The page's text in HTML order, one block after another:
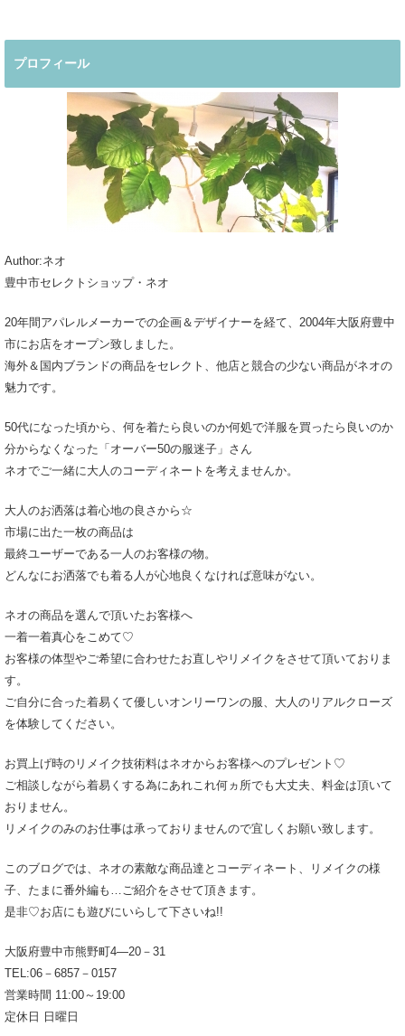
プロフィール
Author:ネオ
豊中市セレクトショップ・ネオ
20年間アパレルメーカーでの企画＆デザイナーを経て、2004年大阪府豊中
市にお店をオープン致しました。
海外＆国内ブランドの商品をセレクト、他店と競合の少ない商品がネオの
魅力です。
50代になった頃から、何を着たら良いのか何処で洋服を買ったら良いのか
分からなくなった「オーバー50の服迷子」さん
ネオでご一緒に大人のコーディネートを考えませんか。
大人のお洒落は着心地の良さから☆
市場に出た一枚の商品は
最終ユーザーである一人のお客様の物。
どんなにお洒落でも着る人が心地良くなければ意味がない。
ネオの商品を選んで頂いたお客様へ
一着一着真心をこめて♡
お客様の体型やご希望に合わせたお直しやリメイクをさせて頂いておりま
す。
ご自分に合った着易くて優しいオンリーワンの服、大人のリアルクローズ
を体験してください。
お買上げ時のリメイク技術料はネオからお客様へのプレゼント♡
ご相談しながら着易くする為にあれこれ何ヵ所でも大丈夫、料金は頂いて
おりません。
リメイクのみのお仕事は承っておりませんので宜しくお願い致します。
このブログでは、ネオの素敵な商品達とコーディネート、リメイクの様
子、たまに番外編も…ご紹介をさせて頂きます。
是非♡お店にも遊びにいらして下さいね!!
大阪府豊中市熊野町4―20－31
TEL:06－6857－0157
営業時間 11:00～19:00
定休日 日曜日